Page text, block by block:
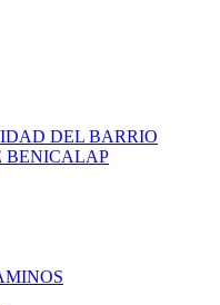
DEL BARRIO
BENICALAP